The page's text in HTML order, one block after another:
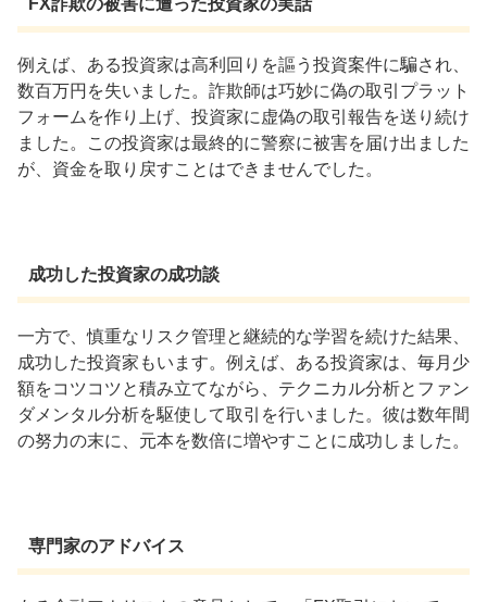
FX詐欺の被害に遭った投資家の実話
例えば、ある投資家は高利回りを謳う投資案件に騙され、
数百万円を失いました。詐欺師は巧妙に偽の取引プラット
フォームを作り上げ、投資家に虚偽の取引報告を送り続け
ました。この投資家は最終的に警察に被害を届け出ました
が、資金を取り戻すことはできませんでした。
成功した投資家の成功談
一方で、慎重なリスク管理と継続的な学習を続けた結果、
成功した投資家もいます。例えば、ある投資家は、毎月少
額をコツコツと積み立てながら、テクニカル分析とファン
ダメンタル分析を駆使して取引を行いました。彼は数年間
の努力の末に、元本を数倍に増やすことに成功しました。
専門家のアドバイス